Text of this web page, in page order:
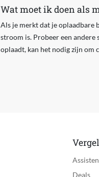
Wat moet ik doen als
Als je merkt dat je oplaadbare
stroom is. Probeer een
oplaadt, kan het nodig zijn om
Deals